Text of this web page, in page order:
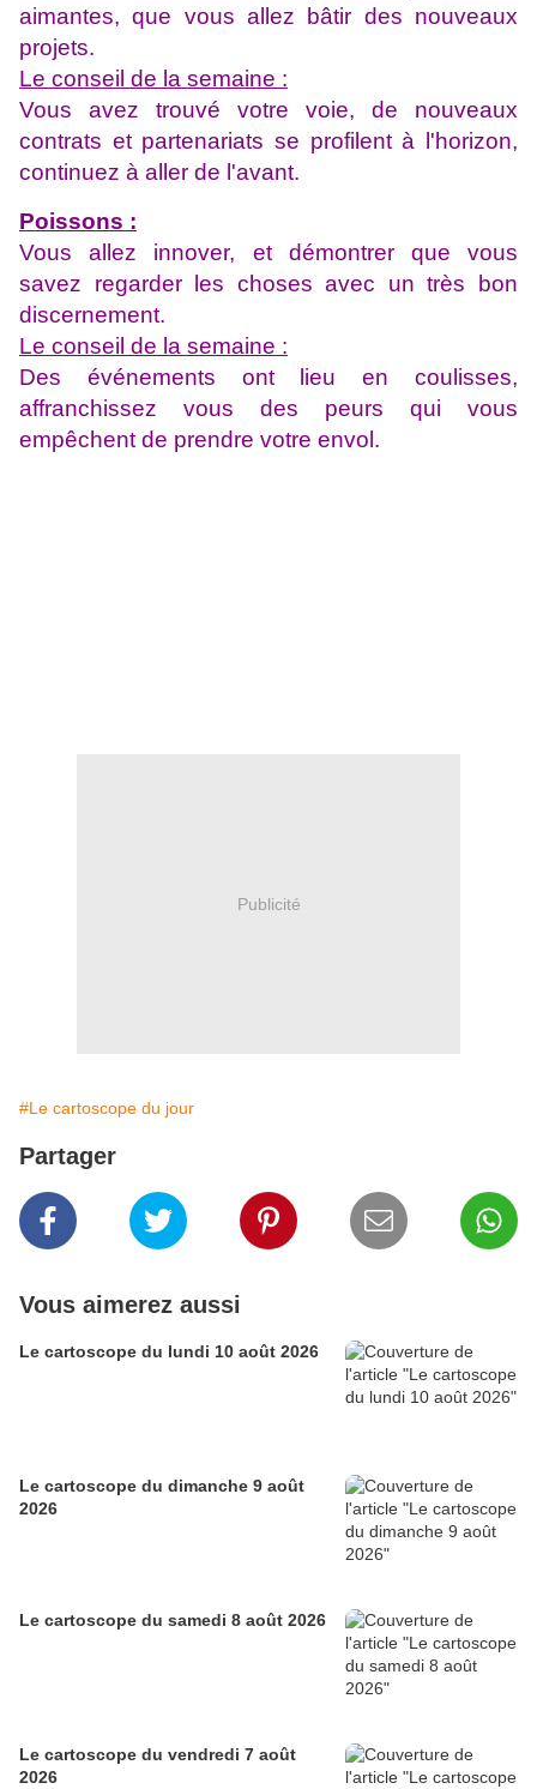
aimantes, que vous allez bâtir des nouveaux
projets.
Le conseil de la semaine :
Vous avez trouvé votre voie, de nouveaux
contrats et partenariats se profilent à l'horizon,
continuez à aller de l'avant.
Poissons :
Vous allez innover, et démontrer que vous
savez regarder les choses avec un très bon
discernement.
Le conseil de la semaine :
Des événements ont lieu en coulisses,
affranchissez vous des peurs qui vous
empêchent de prendre votre envol.
Publicité
#Le cartoscope du jour
Partager
Vous aimerez aussi
Le cartoscope du lundi 10 août 2026
Le cartoscope du dimanche 9 août
2026
Le cartoscope du samedi 8 août 2026
Le cartoscope du vendredi 7 août
2026